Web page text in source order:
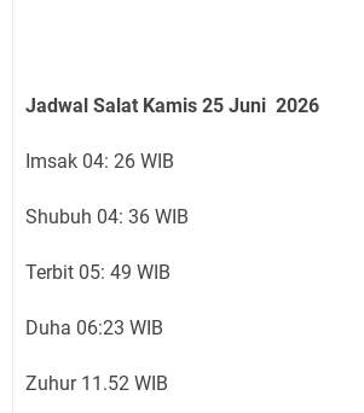
Jadwal Salat Kamis 25 Juni 2026
Imsak 04: 26 WIB
Shubuh 04: 36 WIB
Terbit 05: 49 WIB
Duha 06:23 WIB
Zuhur 11.52 WIB